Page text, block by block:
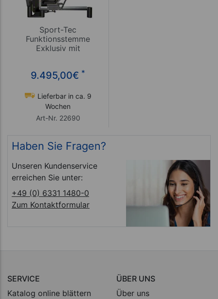
Sport-Tec
Funktionsstemme
Exklusiv mit
9.495,00€ *
Lieferbar in ca. 9
Wochen
Art-Nr. 22690
Haben Sie Fragen?
Unseren Kundenservice
erreichen Sie unter:
+49 (0) 6331 1480-0
Zum Kontaktformular
SERVICE
Katalog online blättern
ÜBER UNS
Über uns